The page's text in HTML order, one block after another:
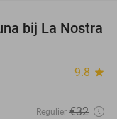
30%
bij La Nostra
9.8 star
Regulier €32